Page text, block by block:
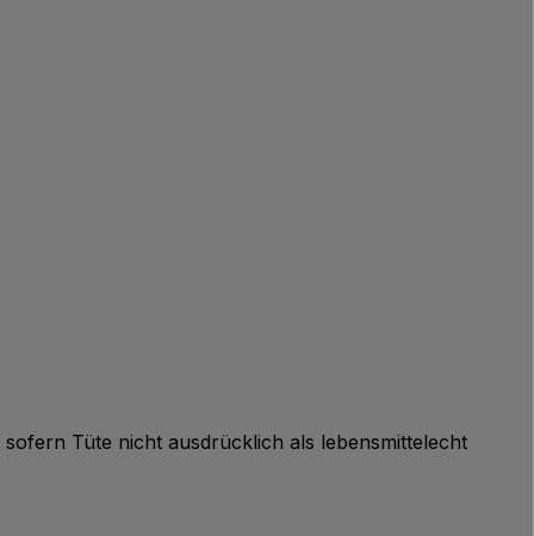
Tüte nicht ausdrücklich als lebensmittelecht